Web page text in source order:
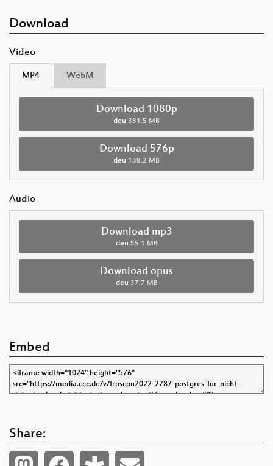
Download
Video
MP4 WebM
Download 1080p
deu 381.5 MB
Download 576p
deu 138.2 MB
Audio
Download mp3
deu 55.1 MB
Download opus
deu 37.7 MB
Embed
Share: